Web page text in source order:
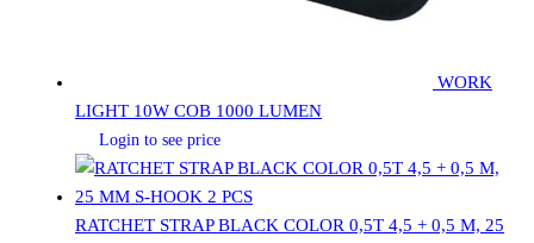
WORK
LIGHT 10W COB 1000 LUMEN
Login to see price
RATCHET STRAP BLACK COLOR 0,5T 4,5 + 0,5 M, 25